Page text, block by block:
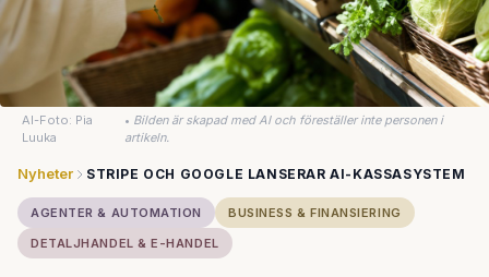
AI-Foto: Pia
Luuka
• Bilden är skapad med AI och föreställer inte personen i
artikeln.
Nyheter STRIPE OCH GOOGLE LANSERAR AI-KASSASYSTEM
AGENTER & AUTOMATION
BUSINESS & FINANSIERING
DETALJHANDEL & E-HANDEL